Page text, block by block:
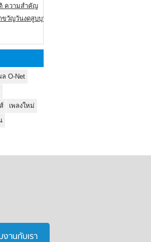
ความสำคัญ
วัญวันงดสูบบุหรี่โลก
O-Net
เพลงใหม่
งานกับเรา